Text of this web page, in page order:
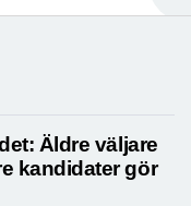
Äldre väljare
kandidater gör